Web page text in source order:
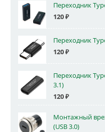
Переходник
120₽
Переходник
120₽
Переходник
3.1)
120₽
Монтажный
(USB 3.0)